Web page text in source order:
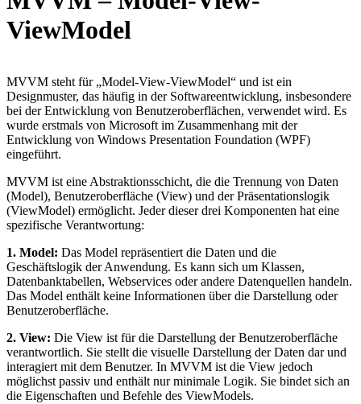
ViewModel
MVVM steht für „Model-View-ViewModel“ und ist ein
Designmuster, das häufig in der Softwareentwicklung, insbesondere
bei der Entwicklung von Benutzeroberflächen, verwendet wird. Es
wurde erstmals von Microsoft im Zusammenhang mit der
Entwicklung von Windows Presentation Foundation (WPF)
eingeführt.
MVVM ist eine Abstraktionsschicht, die die Trennung von Daten
(Model), Benutzeroberfläche (View) und der Präsentationslogik
(ViewModel) ermöglicht. Jeder dieser drei Komponenten hat eine
spezifische Verantwortung:
1. Model: Das Model repräsentiert die Daten und die
Geschäftslogik der Anwendung. Es kann sich um Klassen,
Datenbanktabellen, Webservices oder andere Datenquellen handeln.
Das Model enthält keine Informationen über die Darstellung oder
Benutzeroberfläche.
2. View: Die View ist für die Darstellung der Benutzeroberfläche
verantwortlich. Sie stellt die visuelle Darstellung der Daten dar und
interagiert mit dem Benutzer. In MVVM ist die View jedoch
möglichst passiv und enthält nur minimale Logik. Sie bindet sich an
die Eigenschaften und Befehle des ViewModels.